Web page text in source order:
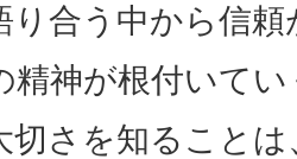
り合う中から信
精神が根付いて
切さを知ること